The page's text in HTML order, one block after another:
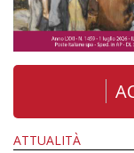
ATTUALITÀ